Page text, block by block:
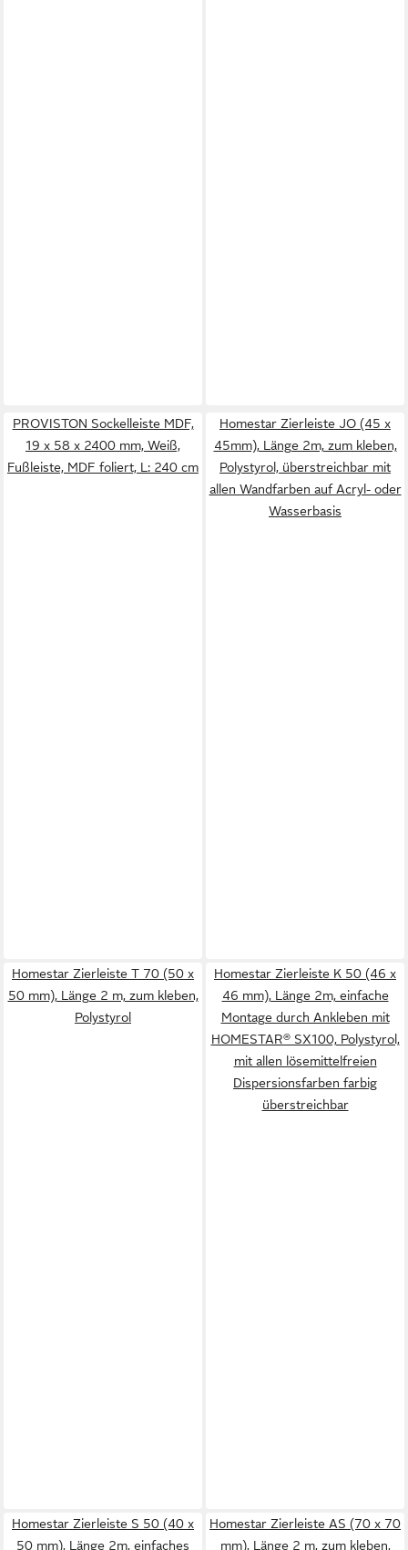
PROVISTON Sockelleiste MDF,
19 x 58 x 2400 mm, Weiß,
Fußleiste, MDF foliert, L: 240 cm
Homestar Zierleiste JO (45 x
45mm), Länge 2m, zum kleben,
Polystyrol, überstreichbar mit
allen Wandfarben auf Acryl- oder
Wasserbasis
Homestar Zierleiste T 70 (50 x
50 mm), Länge 2 m, zum kleben,
Polystyrol
Homestar Zierleiste K 50 (46 x
46 mm), Länge 2m, einfache
Montage durch Ankleben mit
HOMESTAR® SX100, Polystyrol,
mit allen lösemittelfreien
Dispersionsfarben farbig
überstreichbar
Homestar Zierleiste S 50 (40 x
50 mm), Länge 2m, einfaches
Homestar Zierleiste AS (70 x 70
mm), Länge 2 m, zum kleben,